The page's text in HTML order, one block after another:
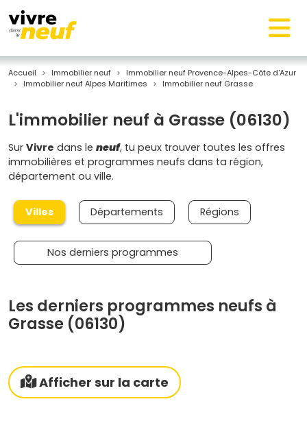
Accueil Immobilier neuf
Immobilier neuf Provence-Alpes-Côte d'Azur
Immobilier neuf Alpes Maritimes
Immobilier neuf Grasse
L'immobilier neuf à Grasse (06130)
Sur Vivre dans le neuf, tu peux trouver toutes les offres
immobilières et programmes neufs dans ta région,
département ou ville.
Villes Départements Régions
Nos derniers programmes
Les derniers programmes neufs à
Grasse (06130)
Afficher sur la carte